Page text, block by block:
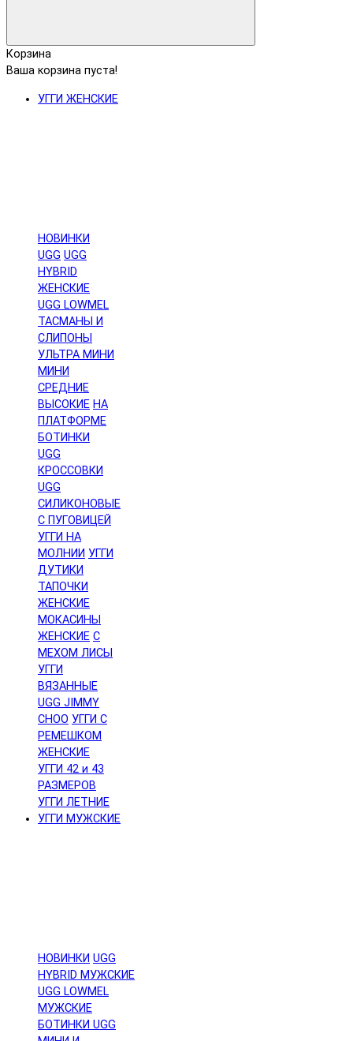
Корзина
Ваша корзина пуста!
УГГИ ЖЕНСКИЕ
НОВИНКИ
UGG UGG
HYBRID
ЖЕНСКИЕ
UGG LOWMEL
ТАСМАНЫ И
СЛИПОНЫ
УЛЬТРА МИНИ
МИНИ
СРЕДНИЕ
ВЫСОКИЕ НА
ПЛАТФОРМЕ
БОТИНКИ
UGG
КРОССОВКИ
UGG
СИЛИКОНОВЫЕ
С ПУГОВИЦЕЙ
УГГИ НА
МОЛНИИ УГГИ
ДУТИКИ
ТАПОЧКИ
ЖЕНСКИЕ
МОКАСИНЫ
ЖЕНСКИЕ С
МЕХОМ ЛИСЫ
УГГИ
ВЯЗАННЫЕ
UGG JIMMY
CHOO УГГИ С
РЕМЕШКОМ
ЖЕНСКИЕ
УГГИ 42 и 43
РАЗМЕРОВ
УГГИ ЛЕТНИЕ
УГГИ МУЖСКИЕ
НОВИНКИ UGG
HYBRID МУЖСКИЕ
UGG LOWMEL
МУЖСКИЕ
БОТИНКИ UGG